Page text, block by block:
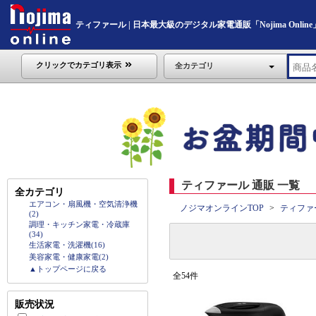
ティファール | 日本最大級のデジタル家電通販「Nojima Online
クリックでカテゴリ表示 全カテゴリ
全カテゴリ
エアコン・扇風機・空気清浄機
(2)
調理・キッチン家電・冷蔵庫
(34)
生活家電・洗濯機(16)
美容家電・健康家電(2)
▲トップページに戻る
販売状況
ティファール 通販 一覧
ノジマオンラインTOP ティファ
全54件